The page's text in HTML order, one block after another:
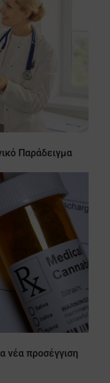
Παράδειγμα
νέα προσέγγιση